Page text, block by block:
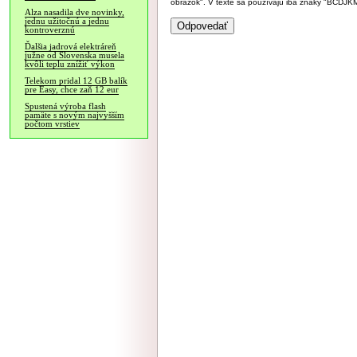
Alza nasadila dve novinky,
jednu užitočnú a jednu
kontroverznú
Ďalšia jadrová elektráreň
južne od Slovenska musela
kvôli teplu znížiť výkon
Telekom pridal 12 GB balík
pre Easy, chce zaň 12 eur
Spustená výroba flash
pamäte s novým najvyšším
počtom vrstiev
obrázok". V texte sa používajú iba znaky